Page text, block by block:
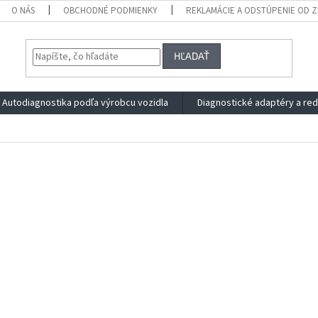
O NÁS OBCHODNÉ PODMIENKY REKLAMÁCIE A ODSTÚPENIE OD
HĽADAŤ
Autodiagnostika podľa výrobcu vozidla Diagnostické adaptéry a